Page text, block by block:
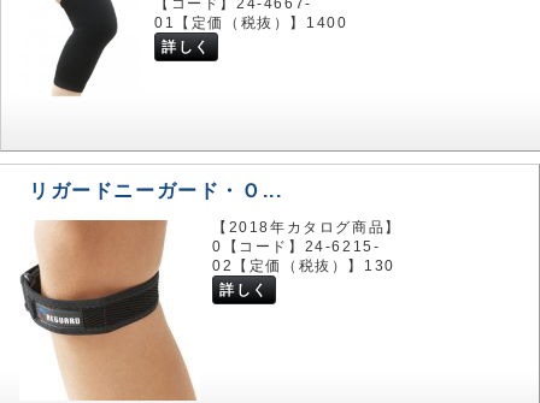
【コード】24-4667-
01【定価（税抜）】1400
詳しく
リガードニーガード・Ｏ...
【2018年カタログ商品】
0【コード】24-6215-
02【定価（税抜）】130
詳しく